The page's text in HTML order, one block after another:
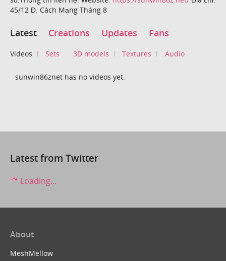
45/12 Đ. Cách Mạng Tháng 8
Latest Creations Updates Fans
Videos Sets 3D models Textures Audio
sunwin86znet has no videos yet.
Latest from Twitter
Loading...
About
MeshMellow